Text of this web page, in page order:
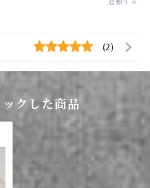
(2)
クした商品